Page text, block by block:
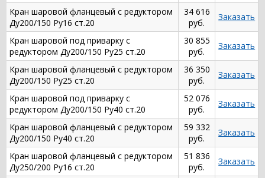
Кран шаровой фланцевый с редуктором
Ду200/150 Ру16 ст.20
34 616
руб.
Заказать
Кран шаровой под приварку с
редуктором Ду200/150 Ру25 ст.20
30 855
руб.
Заказать
Кран шаровой фланцевый с редуктором
Ду200/150 Ру25 ст.20
36 350
руб.
Заказать
Кран шаровой под приварку с
редуктором Ду200/150 Ру40 ст.20
52 076
руб.
Заказать
Кран шаровой фланцевый с редуктором
Ду200/150 Ру40 ст.20
59 332
руб.
Заказать
Кран шаровой фланцевый с редуктором
Ду250/200 Ру16 ст.20
51 836
руб.
Заказать